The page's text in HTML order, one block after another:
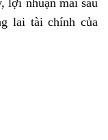
lai tài chính của